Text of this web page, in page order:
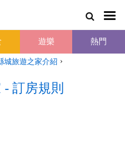
遊樂 熱門
城旅遊之家介紹 ›
訂房規則